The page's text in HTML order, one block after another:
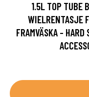
1.5L TOP TUBE
WIELRENTASJE
FRAMVÄSKA -